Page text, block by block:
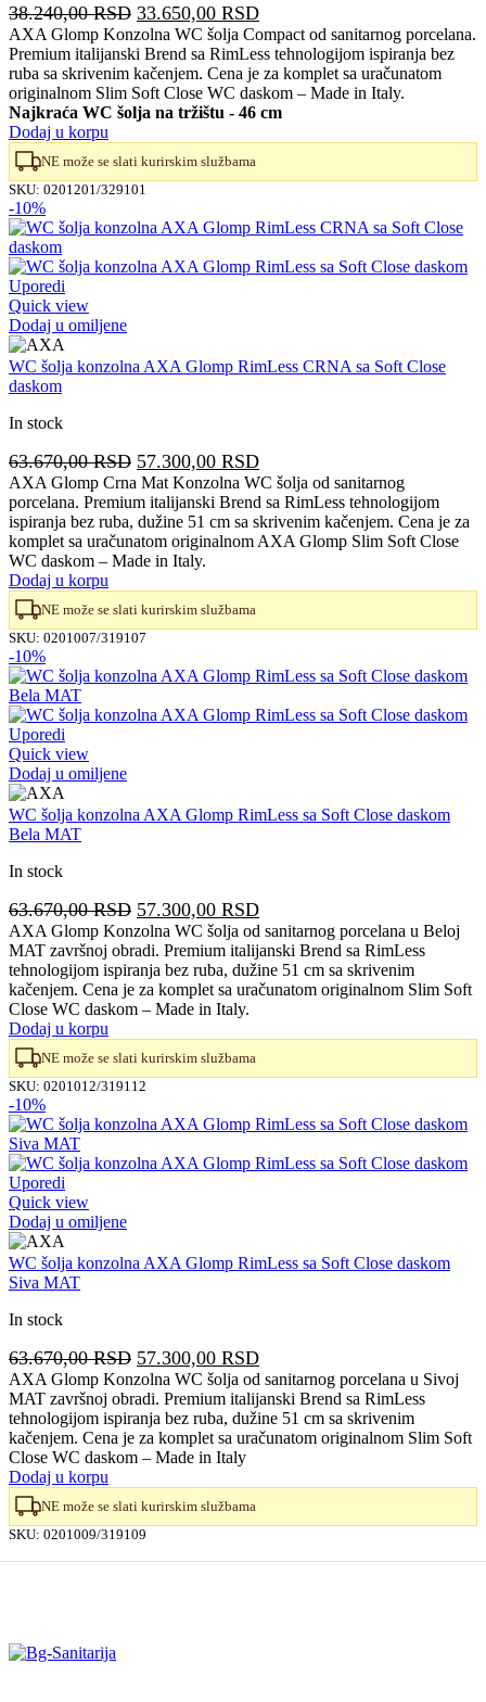
38.240,00RSD Originalna
cena
je
bila:
38.240,00 RSD.
33.650,00 RSDTrenutna
cena
je:
33.650,00 RSD.
AXA Glomp Konzolna WC šolja Compact od sanitarnog porcelana.
Premium italijanski Brend sa RimLess tehnologijom ispiranja bez
ruba sa skrivenim kačenjem. Cena je za komplet sa uračunatom
originalnom Slim Soft Close WC daskom – Made in Italy.
Najkraća WC šolja na tržištu - 46 cm
Dodaj u korpu
NE može se slati kurirskim službama
SKU: 0201201/329101
-10%
Uporedi
Quick view
Dodaj u omiljene
WC šolja konzolna AXA Glomp RimLess CRNA sa Soft Close
daskom
In stock
63.670,00RSD Originalna
cena
je
bila:
63.670,00 RSD.
57.300,00 RSDTrenutna
cena
je:
57.300,00 RSD.
AXA Glomp Crna Mat Konzolna WC šolja od sanitarnog
porcelana. Premium italijanski Brend sa RimLess tehnologijom
ispiranja bez ruba, dužine 51 cm sa skrivenim kačenjem. Cena je za
komplet sa uračunatom originalnom AXA Glomp Slim Soft Close
WC daskom – Made in Italy.
Dodaj u korpu
NE može se slati kurirskim službama
SKU: 0201007/319107
-10%
Uporedi
Quick view
Dodaj u omiljene
WC šolja konzolna AXA Glomp RimLess sa Soft Close daskom
Bela MAT
In stock
63.670,00RSD Originalna
cena
je
bila:
63.670,00 RSD.
57.300,00 RSDTrenutna
cena
je:
57.300,00 RSD.
AXA Glomp Konzolna WC šolja od sanitarnog porcelana u Beloj
MAT završnoj obradi. Premium italijanski Brend sa RimLess
tehnologijom ispiranja bez ruba, dužine 51 cm sa skrivenim
kačenjem. Cena je za komplet sa uračunatom originalnom Slim Soft
Close WC daskom – Made in Italy.
Dodaj u korpu
NE može se slati kurirskim službama
SKU: 0201012/319112
-10%
Uporedi
Quick view
Dodaj u omiljene
WC šolja konzolna AXA Glomp RimLess sa Soft Close daskom
Siva MAT
In stock
63.670,00RSD Originalna
cena
je
bila:
63.670,00 RSD.
57.300,00 RSDTrenutna
cena
je:
57.300,00 RSD.
AXA Glomp Konzolna WC šolja od sanitarnog porcelana u Sivoj
MAT završnoj obradi. Premium italijanski Brend sa RimLess
tehnologijom ispiranja bez ruba, dužine 51 cm sa skrivenim
kačenjem. Cena je za komplet sa uračunatom originalnom Slim Soft
Close WC daskom – Made in Italy
Dodaj u korpu
NE može se slati kurirskim službama
SKU: 0201009/319109